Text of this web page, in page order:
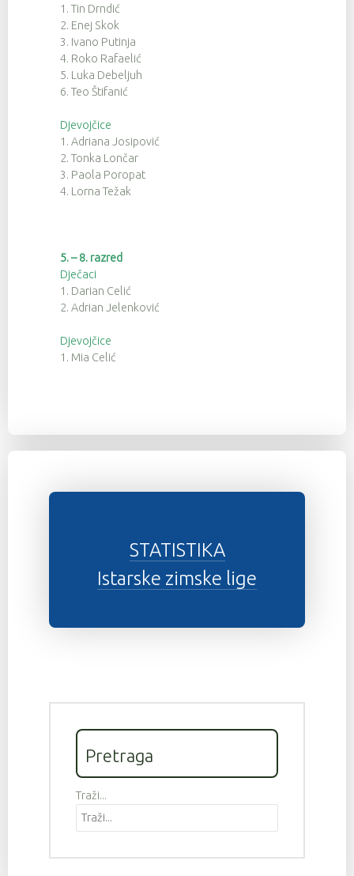
1. Tin Drndić
2. Enej Skok
3. Ivano Putinja
4. Roko Rafaelić
5. Luka Debeljuh
6. Teo Štifanić
Djevojčice
1. Adriana Josipović
2. Tonka Lončar
3. Paola Poropat
4. Lorna Težak
5. – 8. razred
Dječaci
1. Darian Celić
2. Adrian Jelenković
Djevojčice
1. Mia Celić
STATISTIKA
Istarske zimske lige
Pretraga
Traži...